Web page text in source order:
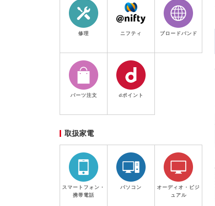
修理 ニフティ ブロードバンド
パーツ注文 dポイント
取扱家電
スマートフォン・
携帯電話
パソコン
オーディオ・ビジ
ュアル